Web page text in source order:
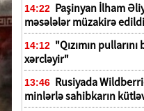
14:22 Paşinyan İlham
məsələlər müzakirə edildi
14:12 "Qızımın
xərcləyir"
13:46 Rusiyada
minlərlə sahibkarın